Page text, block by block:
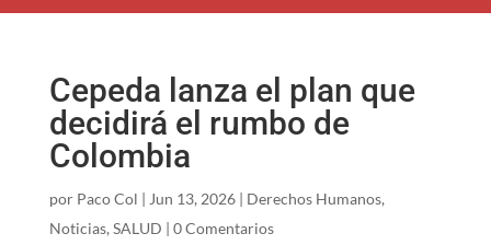
Cepeda lanza el plan que
decidirá el rumbo de
Colombia
por Paco Col | Jun 13, 2026| Derechos Humanos,
Noticias, SALUD | 0 Comentarios